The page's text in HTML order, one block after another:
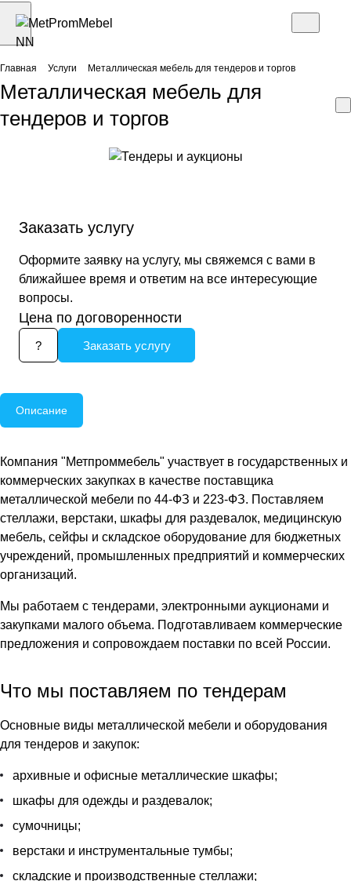
Главная Услуги Металлическая мебель для тендеров и торгов
Металлическая мебель для
тендеров и торгов
Заказать услугу
Оформите заявку на услугу, мы свяжемся с вами в
ближайшее время и ответим на все интересующие
вопросы.
Цена по договоренности
? Заказать услугу
Описание
Компания "Метпроммебель" участвует в государственных и
коммерческих закупках в качестве поставщика
металлической мебели по 44-ФЗ и 223-ФЗ. Поставляем
стеллажи, верстаки, шкафы для раздевалок, медицинскую
мебель, сейфы и складское оборудование для бюджетных
учреждений, промышленных предприятий и коммерческих
организаций.
Мы работаем с тендерами, электронными аукционами и
закупками малого объема. Подготавливаем коммерческие
предложения и сопровождаем поставки по всей России.
Что мы поставляем по тендерам
Основные виды металлической мебели и оборудования
для тендеров и закупок:
архивные и офисные металлические шкафы;
шкафы для одежды и раздевалок;
сумочницы;
верстаки и инструментальные тумбы;
складские и производственные стеллажи;